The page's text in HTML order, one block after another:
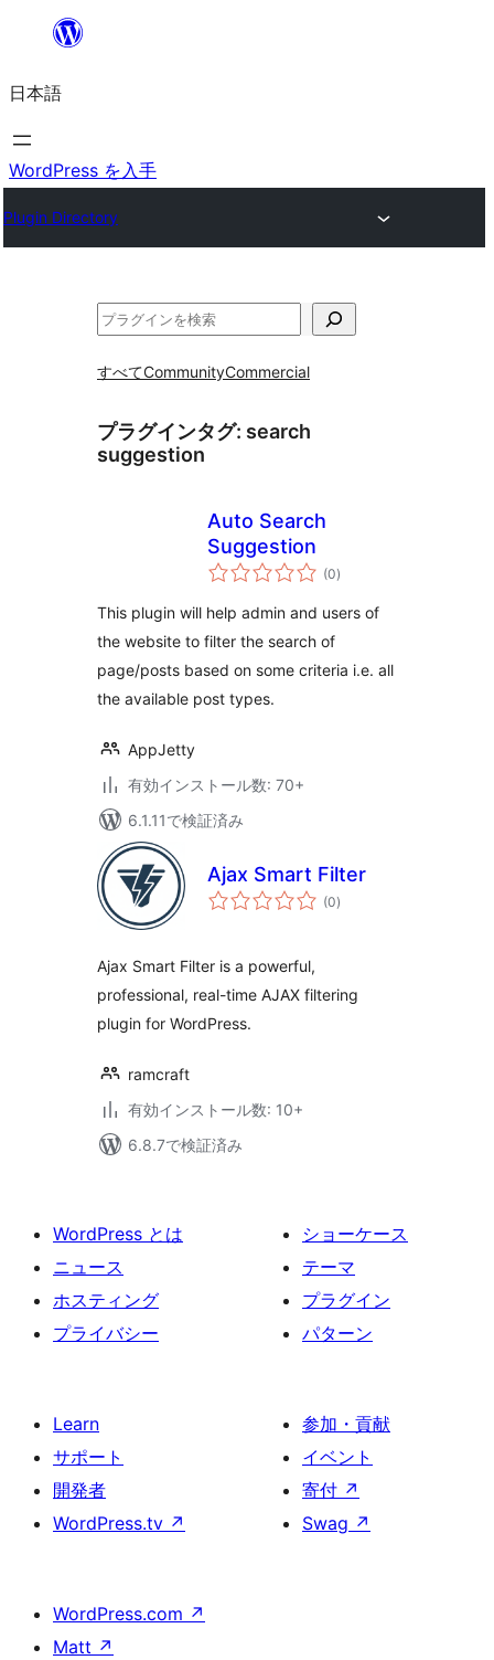
を
ス
キ
プ
日本語
WordPress を入手
Plugin Directory
検
すべてCommunityCommercial
プラグインタグ: search
suggestion
Auto Search
Suggestion
(0個
の
価
)
This plugin will help admin and users of
the website to filter the search of
page/posts based on some criteria i.e. all
the available post types.
AppJetty
有効インストール数: 70+
6.1.11で検証済み
Ajax Smart Filter
(0個
の)
Ajax Smart Filter is a powerful,
professional, real-time AJAX filtering
plugin for WordPress.
ramcraft
有効インストール数: 10+
6.8.7で検証済み
WordPress とは
ニュース
ホスティング
プライバシー
ショーケース
テーマ
プラグイン
パターン
Learn
サポート
開発者
WordPress.tv ↗
参加・貢献
イベント
寄付 ↗
Swag ↗
WordPress.com ↗
Matt ↗